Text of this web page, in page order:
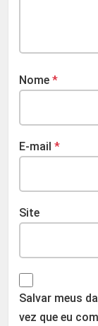
Nome *
E-mail *
Site
Salvar meus
vez que eu